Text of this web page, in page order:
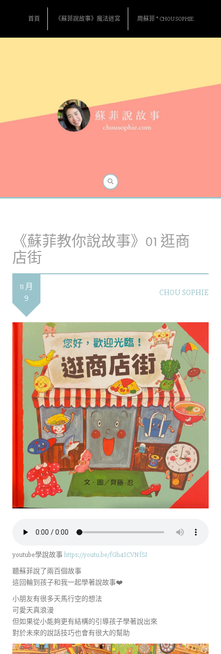
首頁 《蘇菲說故事》魔法迷宮 周蘇菲 * CHOU SOPHIE
《蘇菲教你說故事》01 逛商
店街
11 月
9
CHOU SOPHIE
youtube學說故事https://youtu.be/fGh4ICVNfSI
聽蘇菲說了兩百個故事
這回輪到孩子和我一起學著說故事❤️
小朋友有很多天馬行空的想法
可愛天真浪漫
但如果從小能夠更有結構的引導孩子學著說出來
對於未來的說話技巧也會有很大的幫助